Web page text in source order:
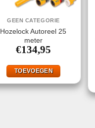
GEEN CATEGORIE
Hozelock Autoreel 25
meter
€134,95
TOEVOEGEN